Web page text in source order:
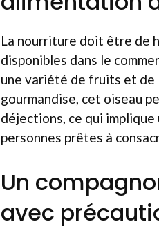
La nourriture doit être de
disponibles dans le
une variété de fruits et de
gourmandise, cet oiseau
déjections, ce qui
personnes prêtes à
Un
avec